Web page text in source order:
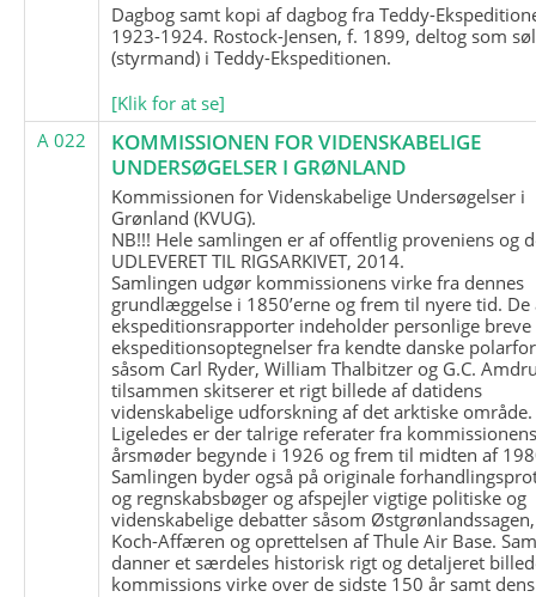
Dagbog samt kopi af dagbog fra Teddy-
1923-1924. Rostock-Jensen, f. 1899, deltog som
(styrmand) i Teddy-Ekspeditionen.
[Klik for at se]
A 022
KOMMISSIONEN FOR VIDENSKABELIGE
UNDERSØGELSER I GRØNLAND
Kommissionen for Videnskabelige Undersøgelser i
Grønland (KVUG).
NB!!! Hele samlingen er af offentlig proveniens og
UDLEVERET TIL RIGSARKIVET, 2014.
Samlingen udgør kommissionens virke fra dennes
grundlæggelse i 1850’erne og frem til nyere tid.
ekspeditionsrapporter indeholder personlige breve
ekspeditionsoptegnelser fra kendte danske
såsom Carl Ryder, William Thalbitzer og G.C.
tilsammen skitserer et rigt billede af datidens
videnskabelige udforskning af det arktiske område.
Ligeledes er der talrige referater fra
årsmøder begynde i 1926 og frem til midten af
Samlingen byder også på originale
og regnskabsbøger og afspejler vigtige politiske og
videnskabelige debatter såsom
Koch-Affæren og oprettelsen af Thule Air Base.
danner et særdeles historisk rigt og detaljeret
kommissions virke over de sidste 150 år samt dens